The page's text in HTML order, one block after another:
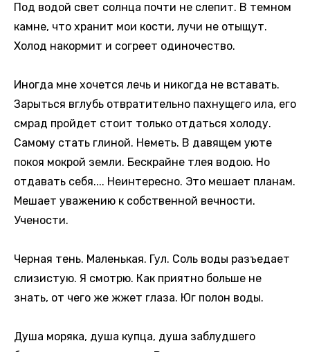
Под водой свет солнца почти не слепит. В темном
камне, что хранит мои кости, лучи не отыщут.
Холод накормит и согреет одиночество.
Иногда мне хочется лечь и никогда не вставать.
Зарыться вглубь отвратительно пахнущего ила, его
смрад пройдет стоит только отдаться холоду.
Самому стать глиной. Неметь. В давящем уюте
покоя мокрой земли. Бескрайне тлея водою. Но
отдавать себя.... Неинтересно. Это мешает планам.
Мешает уважению к собственной вечности.
Учености.
Черная тень. Маленькая. Гул. Соль воды разъедает
слизистую. Я смотрю. Как приятно больше не
знать, от чего же жжет глаза. Юг полон воды.
Душа моряка, душа купца, душа заблудшего